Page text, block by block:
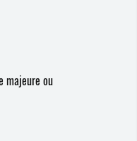
majeure ou